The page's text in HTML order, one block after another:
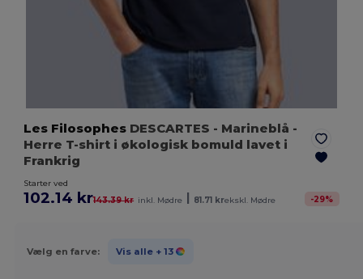
Les Filosophes DESCARTES - Marineblå -
Herre T-shirt i økologisk bomuld lavet i
Frankrig
Starter ved
102.14 kr143.39 kr inkl. Mødre | 81.71 krekskl. Mødre -29%
Vælg en farve: Vis alle + 13